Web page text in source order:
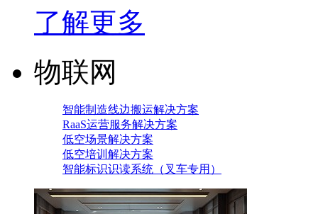
了解更多
物联网
智能制造线边搬运解决方案
RaaS运营服务解决方案
低空场景解决方案
低空培训解决方案
智能标识识读系统（叉车专用）